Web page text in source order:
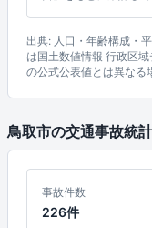
出典: 人口・年齢構成・
は国土数値情報 行政区
の公式公表値とは異なる
鳥取市の交通事故統
事故件数
226件